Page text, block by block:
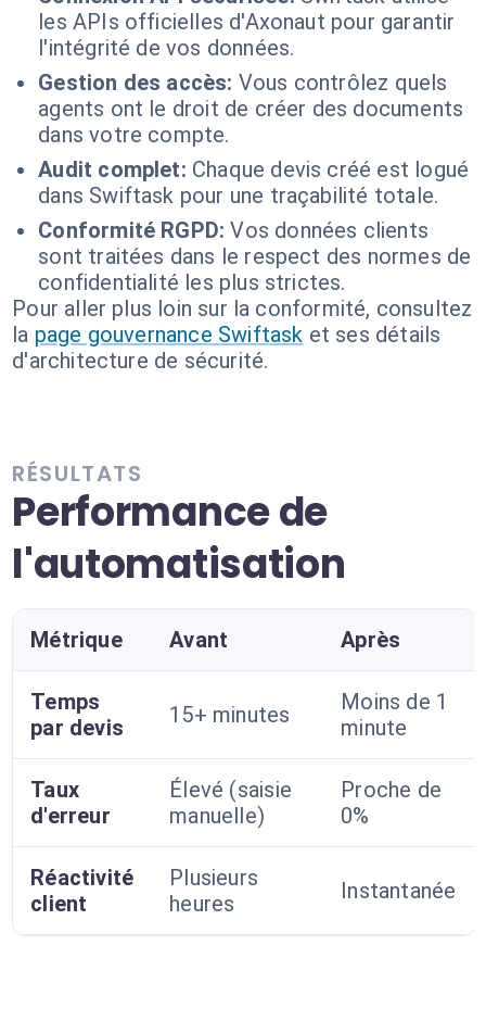
les APIs officielles d'Axonaut pour garantir
l'intégrité de vos données.
Gestion des accès: Vous contrôlez quels
agents ont le droit de créer des documents
dans votre compte.
Audit complet: Chaque devis créé est logué
dans Swiftask pour une traçabilité totale.
Conformité RGPD: Vos données clients
sont traitées dans le respect des normes de
confidentialité les plus strictes.
Pour aller plus loin sur la conformité, consultez
la page gouvernance Swiftask et ses détails
d'architecture de sécurité.
RÉSULTATS
Performance de
l'automatisation
Métrique Avant Après
Temps
par devis
15+ minutes
Moins de 1
minute
Taux
d'erreur
Élevé (saisie
manuelle)
Proche de
0%
Réactivité
client
Plusieurs
heures
Instantanée